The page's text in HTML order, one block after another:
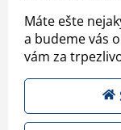
Máte ešte
a budeme vás
vám za